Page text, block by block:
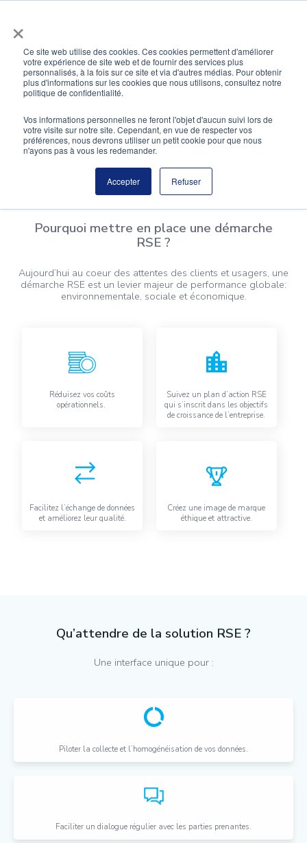
×
Ce site web utilise des cookies. Ces cookies permettent d'améliorer
votre expérience de site web et de fournir des services plus
personnalisés, à la fois sur ce site et via d'autres médias. Pour obtenir
plus d'informations sur les cookies que nous utilisons, consultez notre
politique de confidentialité.
Vos informations personnelles ne feront l'objet d'aucun suivi lors de
votre visite sur notre site. Cependant, en vue de respecter vos
préférences, nous devrons utiliser un petit cookie pour que nous
n'ayons pas à vous les redemander.
Accepter Refuser
RSE
Un meilleur impact sur l'environnement grâce à des
bâtiments plus durables.
Pourquoi mettre en place une démarche
RSE ?
Aujourd’hui au coeur des attentes des clients et usagers, une
démarche RSE est un levier majeur de performance globale:
environnementale, sociale et économique.
Réduisez vos coûts
opérationnels.
Suivez un plan d’action RSE
qui s’inscrit dans les objectifs
de croissance de l’entreprise.
Facilitez l’échange de données
et améliorez leur qualité.
Créez une image de marque
éthique et attractive.
Qu’attendre de la solution RSE ?
Une interface unique pour :
Piloter la collecte et l’homogénéisation de vos données.
Faciliter un dialogue régulier avec les parties prenantes.